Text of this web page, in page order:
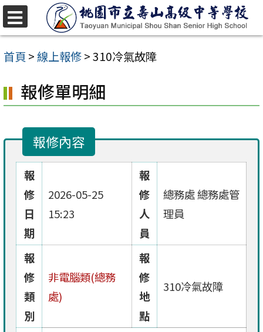
跳
至
主
內
容
首頁 >線上報修>310冷氣故障
報修單明細
報修內容
報
修
日
期
2026-05-25
15:23
報
修
人
員
總務處 總務處管
理員
報
修
類
別
非電腦類(總務
處)
報
修
地
點
310冷氣故障
選
單